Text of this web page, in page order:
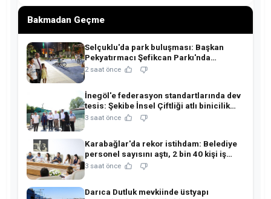
Bakmadan Geçme
Selçuklu'da park buluşması: Başkan
Pekyatırmacı Şefikcan Parkı'nda
hemşehrileriyle buluştu!
2 saat önce
İnegöl'e federasyon standartlarında dev
tesis: Şekibe İnsel Çiftliği atlı binicilik
merkezine dönüşüyor!
3 saat önce
Karabağlar'da rekor istihdam: Belediye
personel sayısını aştı, 2 bin 40 kişi iş
sahibi oldu!
3 saat önce
Darıca Dutluk mevkiinde üstyapı